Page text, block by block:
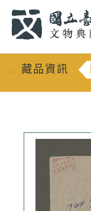
::: 藏品資訊